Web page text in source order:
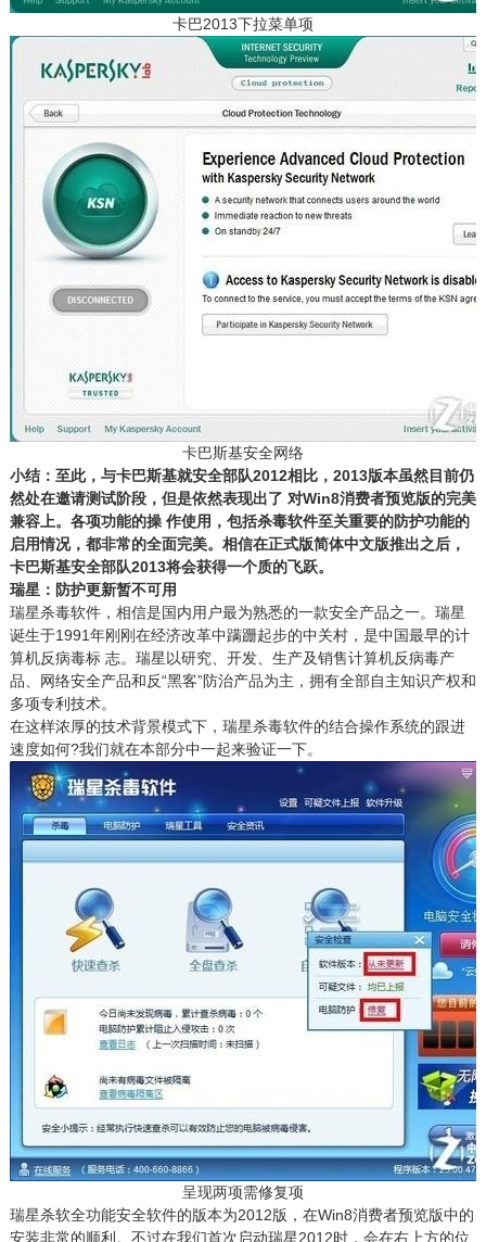
卡巴2013下拉菜单项
卡巴斯基安全网络
小结：至此，与卡巴斯基就安全部队2012相比，2013版本虽然目前仍
然处在邀请测试阶段，但是依然表现出了 对Win8消费者预览版的完美
兼容上。各项功能的操 作使用，包括杀毒软件至关重要的防护功能的
启用情况，都非常的全面完美。相信在正式版简体中文版推出之后，
卡巴斯基安全部队2013将会获得一个质的飞跃。
瑞星：防护更新暂不可用
瑞星杀毒软件，相信是国内用户最为熟悉的一款安全产品之一。瑞星
诞生于1991年刚刚在经济改革中蹒跚起步的中关村，是中国最早的计
算机反病毒标 志。瑞星以研究、开发、生产及销售计算机反病毒产
品、网络安全产品和反“黑客”防治产品为主，拥有全部自主知识产权和
多项专利技术。
在这样浓厚的技术背景模式下，瑞星杀毒软件的结合操作系统的跟进
速度如何?我们就在本部分中一起来验证一下。
呈现两项需修复项
瑞星杀软全功能安全软件的版本为2012版，在Win8消费者预览版中的
安装非常的顺利。不过在我们首次启动瑞星2012时，会在右上方的位